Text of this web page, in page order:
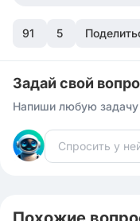
91 5
Задай свой
Напиши любую задачу